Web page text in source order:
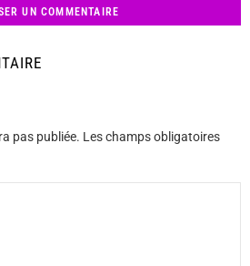
UN COMMENTAIRE
pas publiée. Les champs obligatoires